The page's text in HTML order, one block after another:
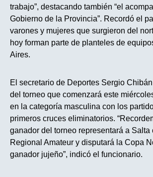
trabajo”, destacando también “el
Gobierno de la Provincia”. Recordó el
varones y mujeres que surgieron del
hoy forman parte de planteles de
Aires.
El secretario de Deportes Sergio
del torneo que comenzará este
en la categoría masculina con los
primeros cruces eliminatorios.
ganador del torneo representará a Salta
Regional Amateur y disputará la Copa
ganador jujeño”, indicó el funcionario.